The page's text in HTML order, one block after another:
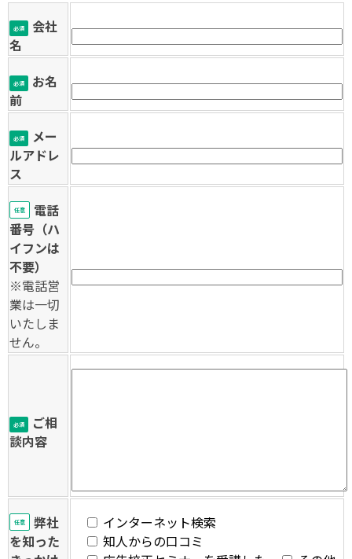
必須
会社
名
必須
お名
前
必須
メー
ルアドレ
ス
任意
電話
番号（ハ
イフンは
不要）
※電話営
業は一切
いたしま
せん。
必須
ご相
談内容
任意
弊社
を知った
インターネット検索
知人からの口コミ